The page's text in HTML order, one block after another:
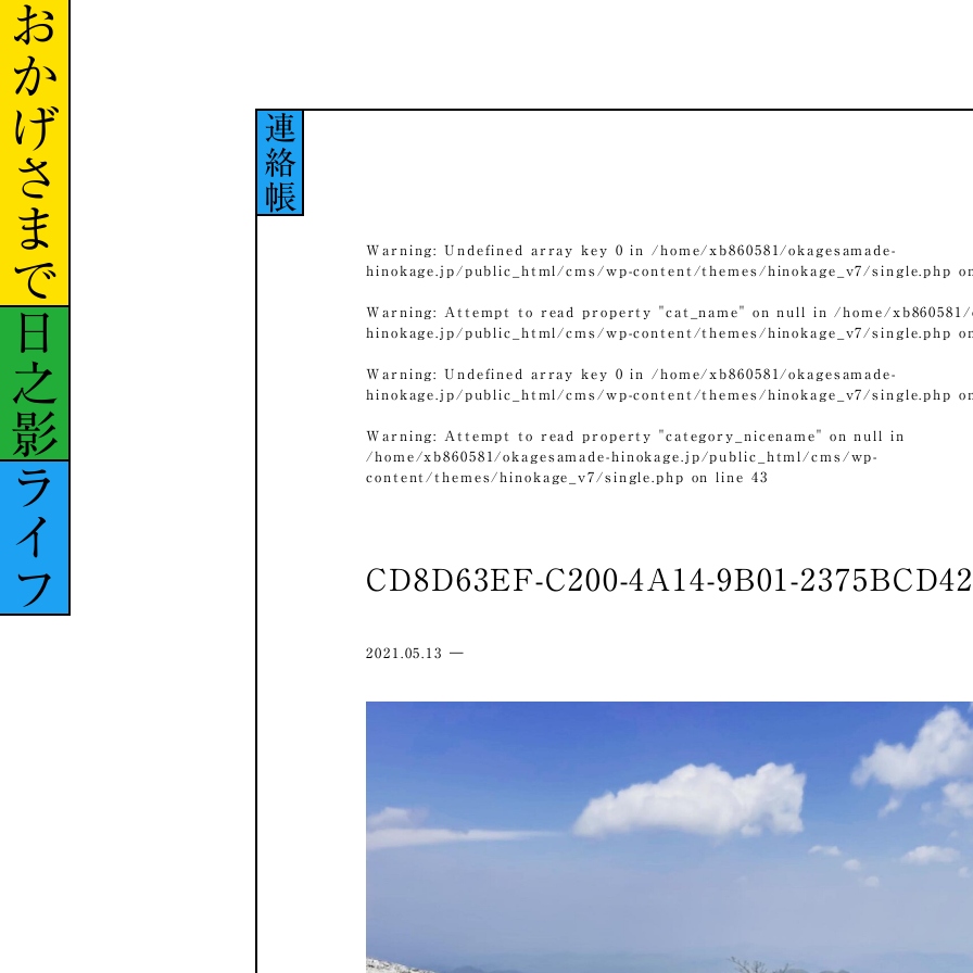
おかげさまで
日之影
ライフ
連絡帳
Warning: Undefined array key 0 in /home/xb860581/okagesamade-
hinokage.jp/public_html/cms/wp-content/themes/hinokage_v7/single.php
Warning: Attempt to read property "cat_name" on null in /home/xb860581/
hinokage.jp/public_html/cms/wp-content/themes/hinokage_v7/single.php
Warning: Undefined array key 0 in /home/xb860581/okagesamade-
hinokage.jp/public_html/cms/wp-content/themes/hinokage_v7/single.php
Warning: Attempt to read property "category_nicename" on null in
/home/xb860581/okagesamade-hinokage.jp/public_html/cms/wp-
content/themes/hinokage_v7/single.php
on line 43
CD8D63EF-C200-4A14-9B01-
2021.05.13 ―